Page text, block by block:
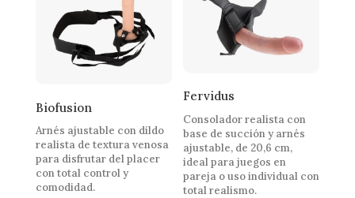
Biofusion
Arnés ajustable con dildo
realista de textura venosa
para disfrutar del placer
con total control y
comodidad.
Fervidus
Consolador realista con
base de succión y arnés
ajustable, de 20,6 cm,
ideal para juegos en
pareja o uso individual con
total realismo.